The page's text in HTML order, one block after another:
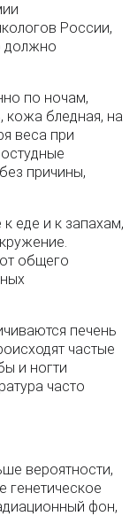
России,
должно
по ночам,
кожа бледная, на
веса при
причины,
еде и к запахам,
общего
печень
частые
и ногти
часто
вероятности,
генетическое
фон,